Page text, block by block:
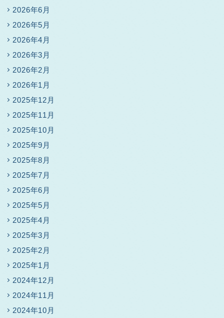
2026年6月
2026年5月
2026年4月
2026年3月
2026年2月
2026年1月
2025年12月
2025年11月
2025年10月
2025年9月
2025年8月
2025年7月
2025年6月
2025年5月
2025年4月
2025年3月
2025年2月
2025年1月
2024年12月
2024年11月
2024年10月